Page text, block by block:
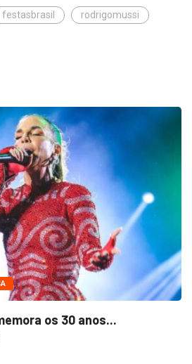
festasbrasil rodrigomussi
os 30 anos...